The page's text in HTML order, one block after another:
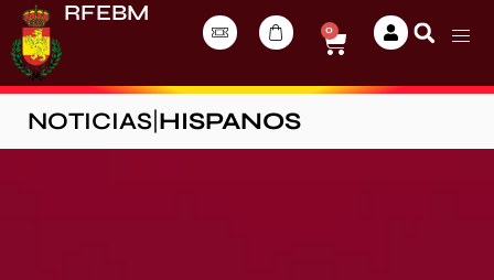
RFEBM
0
NOTICIAS HISPANOS